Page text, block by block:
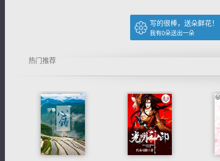
写的很棒，送朵鲜花！
我有0朵送出一朵
热门推荐